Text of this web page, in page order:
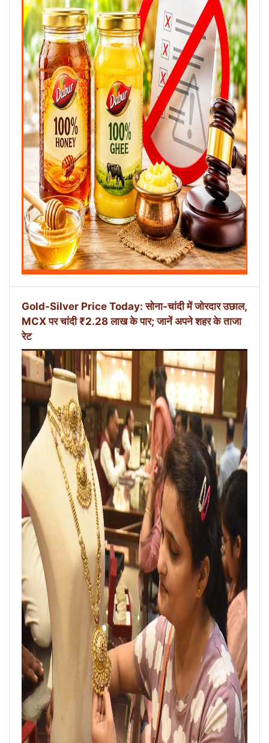
Gold-Silver Price Today: सोना-चांदी में जोरदार उछाल,
MCX पर चांदी ₹2.28 लाख के पार; जानें अपने शहर के ताजा
रेट